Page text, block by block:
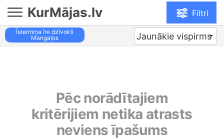
KurMājas.lv Filtri
Īstermiņa īre dzīvokli
Mangaļos
Jaunākie vispirms
Pēc norādītajiem
kritērijiem netika atrasts
neviens īpašums